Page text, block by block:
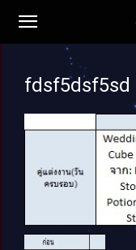
fdsf5dsf5sd